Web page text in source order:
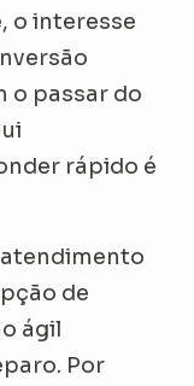
o interesse
o passar do
rápido é
de
ágil
Por